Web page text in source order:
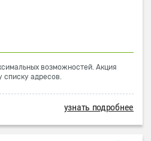
возможностей. Акция
списку адресов.
узнать подробнее